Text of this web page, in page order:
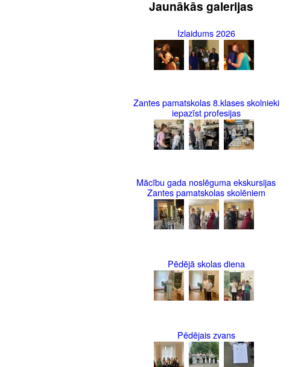
Jaunākās galerijas
Izlaidums 2026
Zantes pamatskolas 8.klases skolnieki
iepazīst profesijas
Mācību gada noslēguma ekskursijas
Zantes pamatskolas skolēniem
Pēdējā skolas diena
Pēdējais zvans